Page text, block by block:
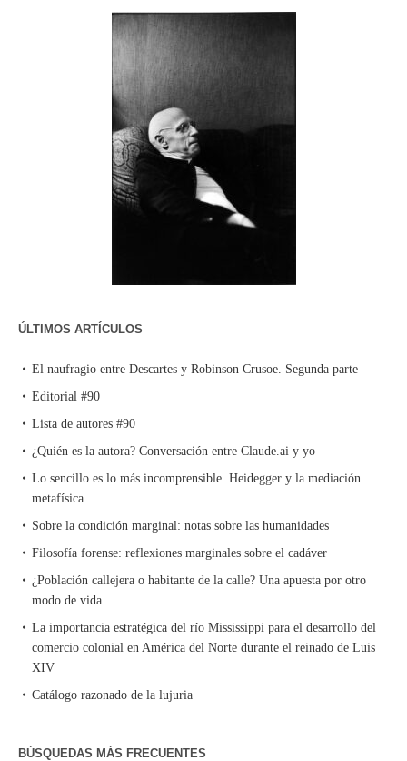
ÚLTIMOS ARTÍCULOS
El naufragio entre Descartes y Robinson Crusoe. Segunda parte
Editorial #90
Lista de autores #90
¿Quién es la autora? Conversación entre Claude.ai y yo
Lo sencillo es lo más incomprensible. Heidegger y la mediación
metafísica
Sobre la condición marginal: notas sobre las humanidades
Filosofía forense: reflexiones marginales sobre el cadáver
¿Población callejera o habitante de la calle? Una apuesta por otro
modo de vida
La importancia estratégica del río Mississippi para el desarrollo del
comercio colonial en América del Norte durante el reinado de Luis
XIV
Catálogo razonado de la lujuria
BÚSQUEDAS MÁS FRECUENTES